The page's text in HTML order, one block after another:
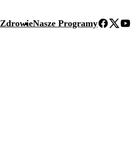
ZdrowieNasze Programy